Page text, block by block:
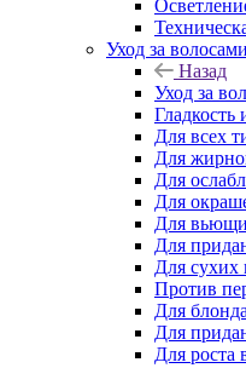
Уход за волосами
Назад
Уход за
Гладкость
Для всех
Для
Для
Для
Для
Для
Для сухих
Против
Для блонда
Для
Для роста